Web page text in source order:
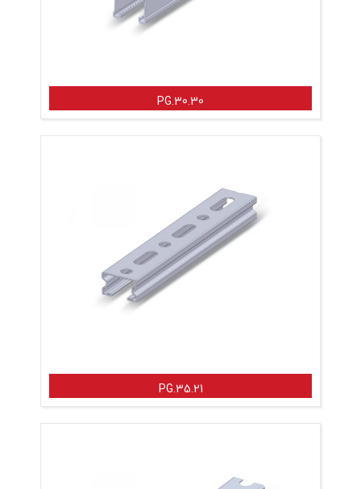
PG.30.30
PG.35.21